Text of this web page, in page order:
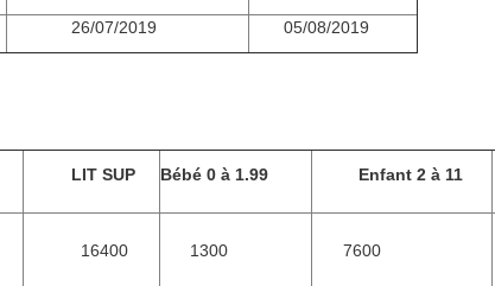
26/07/2019 05/08/2019
LIT SUP Bébé 0 à 1.99 Enfant 2 à11
16400 1300 7600